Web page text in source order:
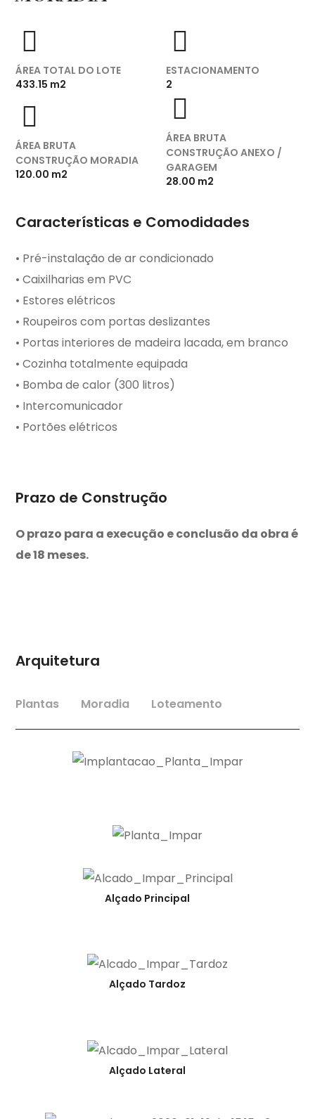
ÁREA TOTAL DO LOTE
433.15 m2
ESTACIONAMENTO
2
ÁREA BRUTA
CONSTRUÇÃO MORADIA
120.00 m2
ÁREA BRUTA
CONSTRUÇÃO ANEXO /
GARAGEM
28.00 m2
Características e Comodidades
• Pré-instalação de ar condicionado
• Caixilharias em PVC
• Estores elétricos
• Roupeiros com portas deslizantes
• Portas interiores de madeira lacada, em branco
• Cozinha totalmente equipada
• Bomba de calor (300 litros)
• Intercomunicador
• Portões elétricos
Prazo de Construção
O prazo para a execução e conclusão da obra é
de 18 meses.
Arquitetura
Plantas Moradia Loteamento
Alçado Principal
Alçado Tardoz
Alçado Lateral